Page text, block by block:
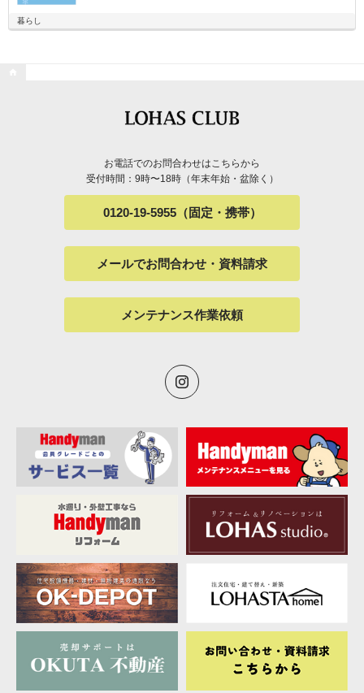
暮らし
お電話でのお問合わせはこちらから
受付時間：9時〜18時（年末年始・盆除く）
0120-19-5955（固定・携帯）
メールでお問合わせ・資料請求
メンテナンス作業依頼